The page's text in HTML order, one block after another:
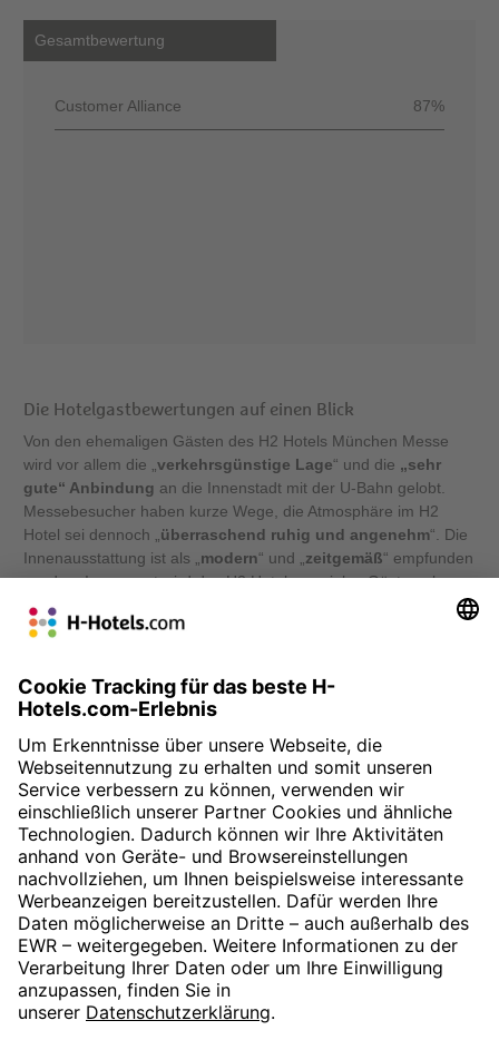
Gesamtbewertung
Customer Alliance 87%
Die Hotelgastbewertungen auf einen Blick
Von den ehemaligen Gästen des H2 Hotels München Messe
wird vor allem die „verkehrsgünstige Lage“ und die „sehr
gute“ Anbindung an die Innenstadt mit der U-Bahn gelobt.
Messebesucher haben kurze Wege, die Atmosphäre im H2
Hotel sei dennoch „überraschend ruhig und angenehm“. Die
Innenausstattung ist als „modern“ und „zeitgemäß“ empfunden
worden. Insgesamt wird das H2 Hotel von vielen Gästen als
„ansprechend“ mit „Wohlfühlfaktor“ und als „sehr sauber“ mit
reichhaltigem Frühstück
das
Preis-Leistungs-Verhältnis „perfekt“
insgesamt „gut organisiert“ erscheint.
» Zur Buchung